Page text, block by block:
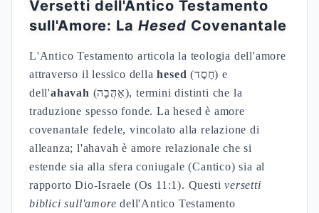
Versetti dell'Antico Testamento
sull'Amore: La Hesed Covenantale
L'Antico Testamento articola la teologia dell'amore
attraverso il lessico dellahesed (חֶסֶד) e
dell'ahavah (אַהֲבָה), termini distinti che la
traduzione spesso fonde. La hesed è amore
covenantale fedele, vincolato alla relazione di
alleanza; l'ahavah è amore relazionale che si
estende sia alla sfera coniugale (Cantico) sia al
rapporto Dio-Israele (Os 11:1). Questiversetti
biblici sull'amore dell'Antico Testamento